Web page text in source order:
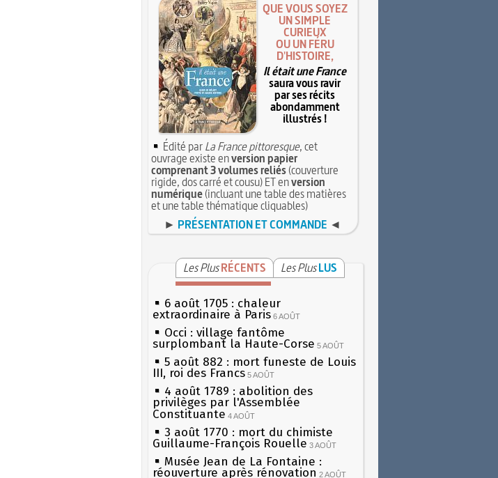
QUE VOUS SOYEZ
UN SIMPLE
CURIEUX
OU UN FÉRU
D'HISTOIRE,
Il était une France
saura vous ravir
par ses récits
abondamment
illustrés !
Édité parLa France pittoresque, cet
ouvrage existe enversion papier
comprenant 3 volumes reliés(couverture
rigide, dos carré et cousu) ET enversion
numérique(incluant une table des matières
et une table thématique cliquables)
► PRÉSENTATION ET COMMANDE ◄
Les Plus RÉCENTS Les Plus LUS
6 août 1705 : chaleur
extraordinaire à Paris 6 AOÛT
Occi : village fantôme
surplombant la Haute-Corse 5 AOÛT
5 août 882 : mort funeste de Louis
III, roi des Francs 5 AOÛT
4 août 1789 : abolition des
privilèges par l'Assemblée
Constituante 4 AOÛT
3 août 1770 : mort du chimiste
Guillaume-François Rouelle 3 AOÛT
Musée Jean de La Fontaine :
réouverture après rénovation 2 AOÛT